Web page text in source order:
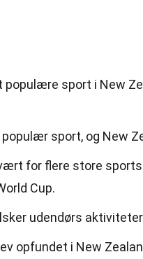
populære sport i New
populær sport, og New
for flere store
Cup.
udendørs
opfundet i New